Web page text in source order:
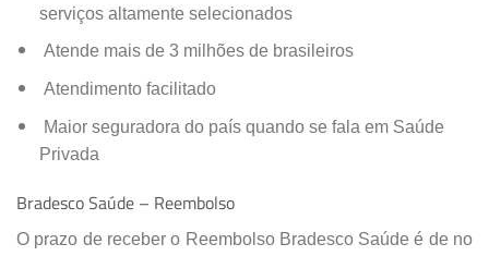
serviços altamente selecionados
Atende mais de 3 milhões de brasileiros
Atendimento facilitado
Maior seguradora do país quando se fala em Saúde
Privada
Bradesco Saúde – Reembolso
O prazo de receber o Reembolso Bradesco Saúde é de no